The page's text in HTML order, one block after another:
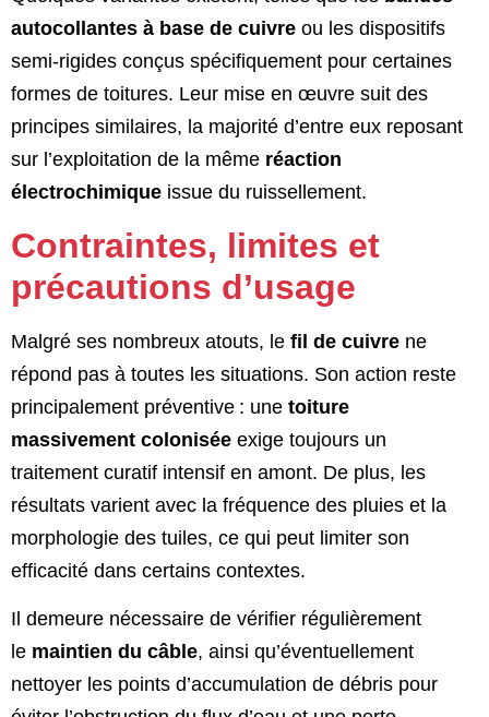
autocollantes à base de cuivre ou les dispositifs
semi-rigides conçus spécifiquement pour certaines
formes de toitures. Leur mise en œuvre suit des
principes similaires, la majorité d’entre eux reposant
sur l’exploitation de la même réaction
électrochimique issue du ruissellement.
Contraintes, limites et
précautions d’usage
Malgré ses nombreux atouts, le fil de cuivre ne
répond pas à toutes les situations. Son action reste
principalement préventive : une toiture
massivement colonisée exige toujours un
traitement curatif intensif en amont. De plus, les
résultats varient avec la fréquence des pluies et la
morphologie des tuiles, ce qui peut limiter son
efficacité dans certains contextes.
Il demeure nécessaire de vérifier régulièrement
le maintien du câble, ainsi qu’éventuellement
nettoyer les points d’accumulation de débris pour